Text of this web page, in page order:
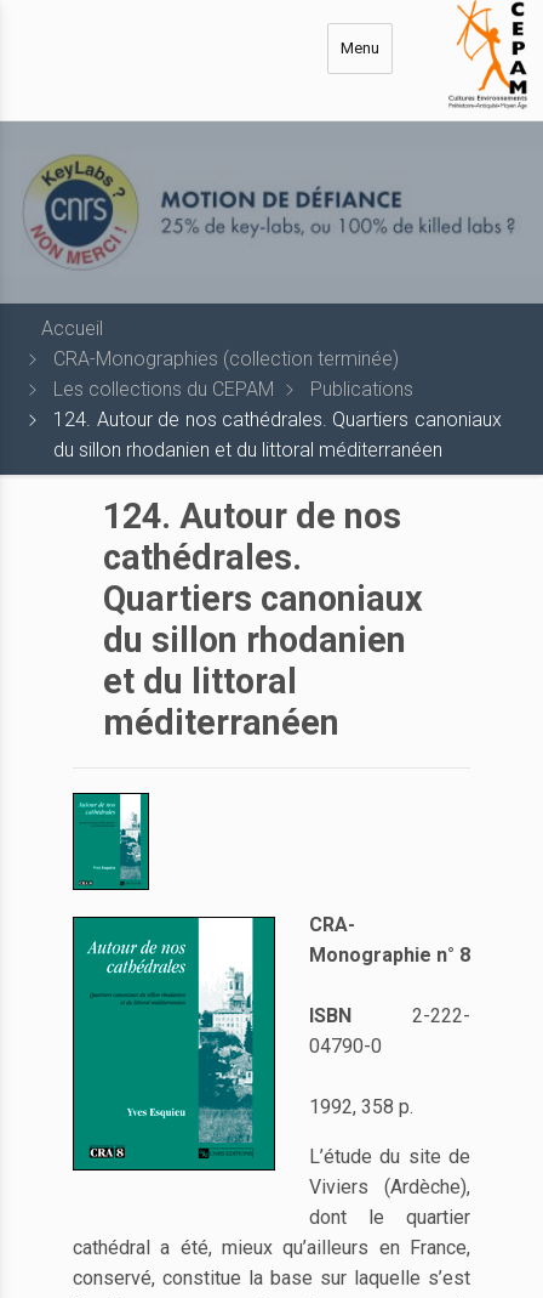
Menu
Accueil
CRA-Monographies (collection terminée)
Les collections du CEPAM
Publications
124. Autour de nos cathédrales. Quartiers canoniaux
du sillon rhodanien et du littoral méditerranéen
124. Autour de nos
cathédrales.
Quartiers canoniaux
du sillon rhodanien
et du littoral
méditerranéen
CRA-
Monographie n° 8
ISBN 2-222-
04790-0
1992, 358 p.
L’étude du site de
Viviers (Ardèche),
dont le quartier
cathédral a été, mieux qu’ailleurs en France,
conservé, constitue la base sur laquelle s’est